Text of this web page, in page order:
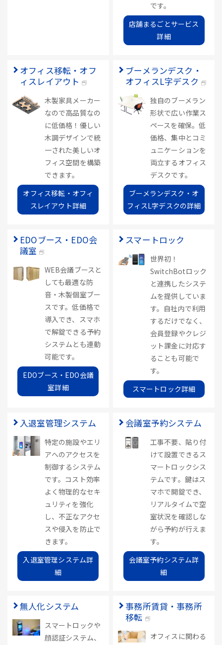
です。
店舗まるごとサービス
詳細
オフィス移転・オフ
ィスレイアウト
木製家具メーカー
なので高品質なの
に低価格！優しい
木調デザインで統
一された美しいオ
フィス空間を構築
できます。
オフィス移転・オフィ
スレイアウト詳細
ブーメランデスク・
オフィスL字デスク
独自のブーメラン
形状で広い作業ス
ペースを確保。低
価格、集中とコミ
ュニケーションを
両立するオフィス
デスクです。
ブーメランデスク・オ
フィスL字デスクの詳細
EDOブース・EDO会
議室
WEB会議ブースと
しても最適な防
音・木製個室ブー
スです。低価格で
導入でき、スマホ
で解錠できる予約
システムとも連動
可能です。
EDOブース・EDO会議
室詳細
スマートロック
世界初！
SwitchBotロック
と連携したシステ
ムを提供していま
す。自社内で利用
するだけでなく、
会員登録やクレジ
ット課金に対応す
ることも可能で
す。
スマートロック詳細
入退室管理システム
特定の施設やエリ
アへのアクセスを
制御するシステム
です。コスト効率
よく物理的なセキ
ュリティを強化
し、不正なアクセ
スや侵入を防止で
きます。
入退室管理システム詳
細
会議室予約システム
工事不要、貼り付
けて設置できるス
マートロックシス
テムです。鍵はス
マホで開錠でき、
リアルタイムで空
室状況を確認しな
がら予約が行えま
す。
会議室予約システム詳
細
無人化システム
スマートロックや
顔認証システム、
事務所賃貸・事務所
移転
オフィスに関わる